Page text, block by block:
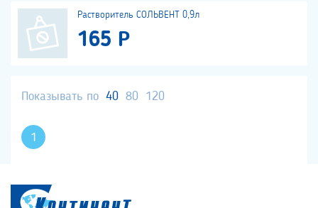
Растворитель СОЛЬВЕНТ 0,9л
165 Р
Показывать по 40 80 120
1